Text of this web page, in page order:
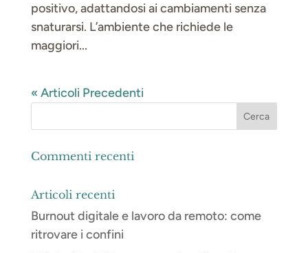
positivo, adattandosi ai cambiamenti senza
snaturarsi. L’ambiente che richiede le
maggiori...
« Articoli Precedenti
Commenti recenti
Articoli recenti
Burnout digitale e lavoro da remoto: come
ritrovare i confini